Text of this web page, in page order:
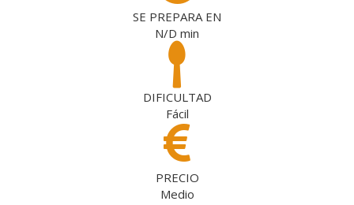
SE PREPARA EN
N/D min
DIFICULTAD
Fácil
PRECIO
Medio